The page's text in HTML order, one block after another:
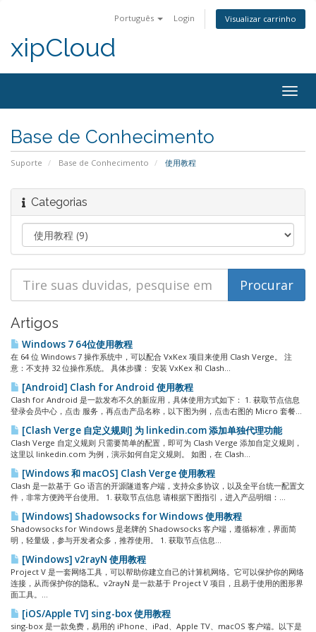
Português Login Visualizar carrinho
xipCloud
Base de Conhecimento
Suporte Base de Conhecimento 使用教程
Categorias
Artigos
Windows 7 64位使用教程
在 64 位 Windows 7 操作系统中，可以配合 VxKex 项目来使用 Clash Verge。 注
意：不支持 32 位操作系统。 具体步骤： 安装 VxKex 和 Clash...
[Android] Clash for Android 使用教程
Clash for Android 是一款发布不久的新应用，具体使用方式如下： 1. 获取节点信息
登录会员中心，点击 服务，再点击产品名称，以下图为例，点击右图的 Micro 套餐...
[Clash Verge 自定义规则] 为 linkedin.com 添加单独代理功能
Clash Verge 自定义规则 只需要简单的配置，即可为 Clash Verge 添加自定义规则，
这里以 linkedin.com 为例，演示如何自定义规则。 如图，在 Clash...
[Windows 和 macOS] Clash Verge 使用教程
Clash 是一款基于 Go 语言的开源隧道客户端，支持众多协议，以及全平台统一配置文
件，非常方便跨平台使用。 1. 获取节点信息 请根据下图指引，进入产品明细：...
[Windows] Shadowsocks for Windows 使用教程
Shadowsocks for Windows 是老牌的 Shadowsocks 客户端，遵循标准，界面简
明，轻量级，参与开发者众多，推荐使用。 1. 获取节点信息...
[Windows] v2rayN 使用教程
Project V 是一套网络工具，可以帮助你建立自己的计算机网络。它可以保护你的网络
连接，从而保护你的隐私。v2rayN 是一款基于 Project V 项目，且易于使用的图形界
面工具。...
[iOS/Apple TV] sing-box 使用教程
sing-box 是一款免费，易用的 iPhone、iPad、Apple TV、macOS 客户端。以下是